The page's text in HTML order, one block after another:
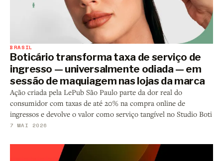
BRASIL
Boticário transforma taxa de serviço de
ingresso — universalmente odiada — em
sessão de maquiagem nas lojas da marca
Ação criada pela LePub São Paulo parte da dor real do
consumidor com taxas de até 20% na compra online de
ingressos e devolve o valor como serviço tangível no Studio Boti
7 MAI 2026